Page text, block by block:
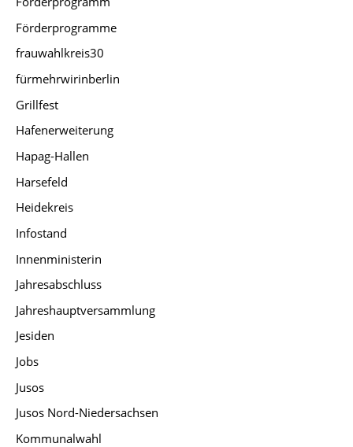
Förderprogramme
frauwahlkreis30
fürmehrwirinberlin
Grillfest
Hafenerweiterung
Hapag-Hallen
Harsefeld
Heidekreis
Infostand
Innenministerin
Jahresabschluss
Jahreshauptversammlung
Jesiden
Jobs
Jusos
Jusos Nord-Niedersachsen
Kommunalwahl